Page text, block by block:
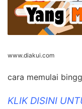
www.diakui.com
cara memulai
KLIK DISINI